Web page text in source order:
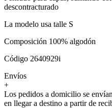
descontracturado
La modelo usa talle S
Composición 100% algodón
Código 2640929i
Envíos
+
Los pedidos a domicilio se
en llegar a destino a partir de